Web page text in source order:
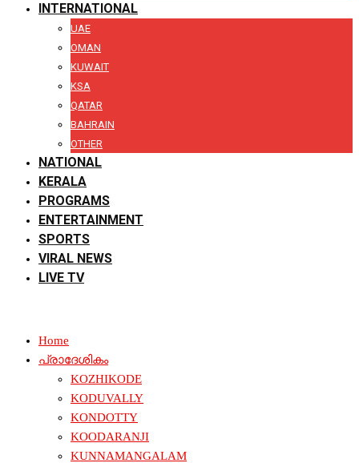
INTERNATIONAL
UAE
OMAN
KUWAIT
KSA
QATAR
BAHRAIN
OTHER
NATIONAL
KERALA
PROGRAMS
ENTERTAINMENT
SPORTS
VIRAL NEWS
LIVE TV
Home
പ്രാദേശികം
KOZHIKODE
KODUVALLY
KONDOTTY
KOODARANJI
KUNNAMANGALAM